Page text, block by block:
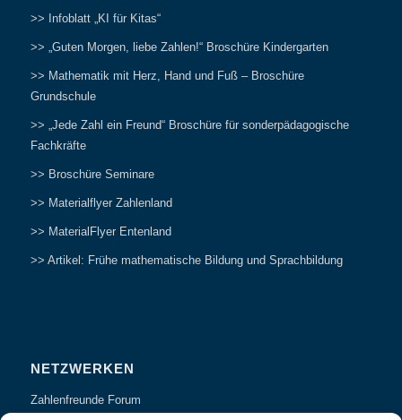
>> Infoblatt „KI für Kitas“
>> „Guten Morgen, liebe Zahlen!“ Broschüre Kindergarten
>> Mathematik mit Herz, Hand und Fuß – Broschüre
Grundschule
>> „Jede Zahl ein Freund“ Broschüre für sonderpädagogische
Fachkräfte
>> Broschüre Seminare
>> Materialflyer Zahlenland
>> MaterialFlyer Entenland
>> Artikel: Frühe mathematische Bildung und Sprachbildung
NETZWERKEN
Zahlenfreunde Forum